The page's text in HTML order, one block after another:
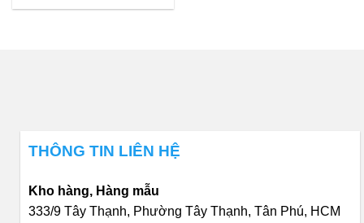
THÔNG TIN LIÊN HỆ
Kho hàng, Hàng mẫu
333/9 Tây Thạnh, Phường Tây Thạnh, Tân Phú, HCM